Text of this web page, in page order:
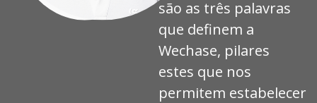
são as três palavras
que definem a
Wechase, pilares
estes que nos
permitem estabelecer